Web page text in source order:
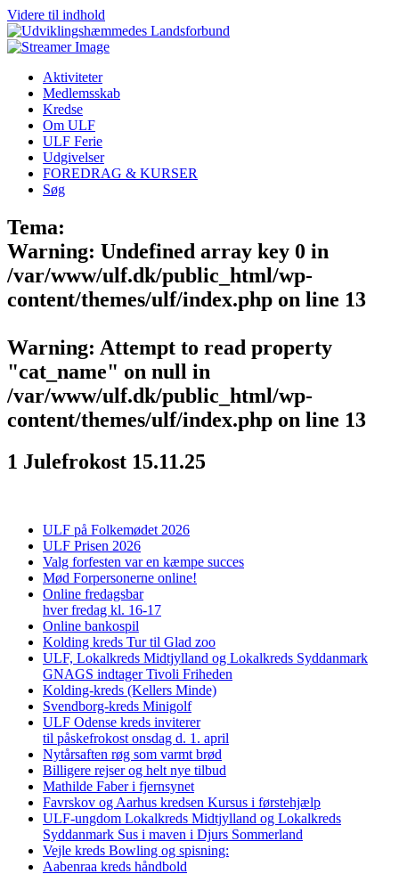
Videre til indhold
Aktiviteter
Medlemsskab
Kredse
Om ULF
ULF Ferie
Udgivelser
FOREDRAG & KURSER
Søg
Tema:
Warning: Undefined array key 0 in
/var/www/ulf.dk/public_html/wp-
content/themes/ulf/index.php on line 13
Warning: Attempt to read property
"cat_name" on null in
/var/www/ulf.dk/public_html/wp-
content/themes/ulf/index.php on line 13
1 Julefrokost 15.11.25
ULF på Folkemødet 2026
ULF Prisen 2026
Valg forfesten var en kæmpe succes
Mød Forpersonerne online!
Online fredagsbar
hver fredag kl. 16-17
Online bankospil
Kolding kreds Tur til Glad zoo
ULF, Lokalkreds Midtjylland og Lokalkreds Syddanmark
GNAGS indtager Tivoli Friheden
Kolding-kreds (Kellers Minde)
Svendborg-kreds Minigolf
ULF Odense kreds inviterer
til påskefrokost onsdag d. 1. april
Nytårsaften røg som varmt brød
Billigere rejser og helt nye tilbud
Mathilde Faber i fjernsynet
Favrskov og Aarhus kredsen Kursus i førstehjælp
ULF-ungdom Lokalkreds Midtjylland og Lokalkreds
Syddanmark Sus i maven i Djurs Sommerland
Vejle kreds Bowling og spisning:
Aabenraa kreds håndbold